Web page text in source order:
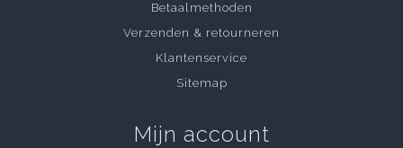
Betaalmethoden
Verzenden & retourneren
Klantenservice
Sitemap
Mijn account